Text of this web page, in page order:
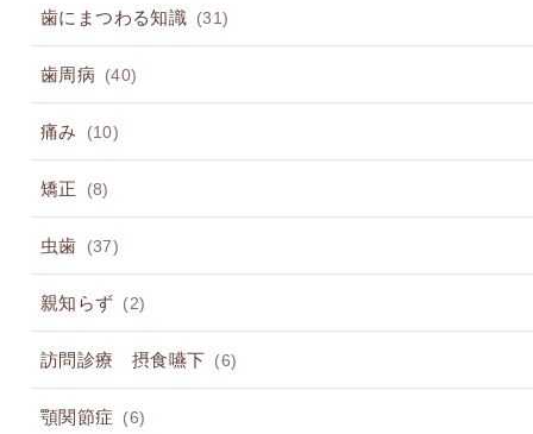
歯にまつわる知識 (31)
歯周病 (40)
痛み (10)
矯正 (8)
虫歯 (37)
親知らず (2)
訪問診療 摂食嚥下 (6)
顎関節症 (6)